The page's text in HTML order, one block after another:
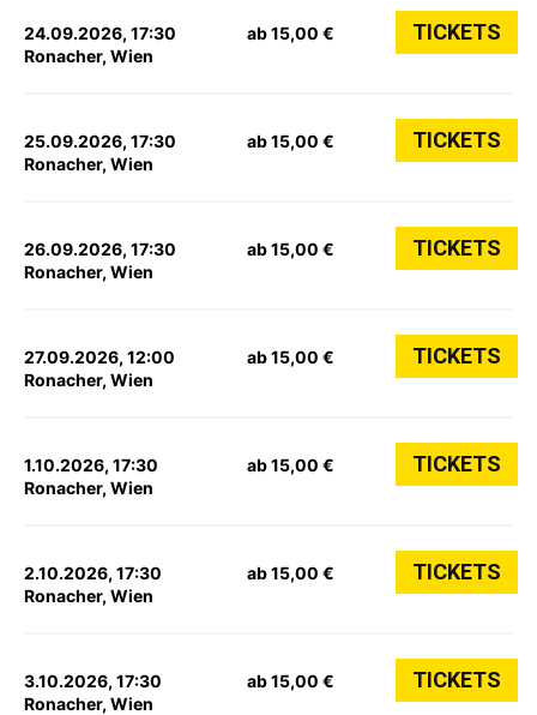
24.09.2026, 17:30
Ronacher, Wien
ab 15,00 € TICKETS
25.09.2026, 17:30
Ronacher, Wien
ab 15,00 € TICKETS
26.09.2026, 17:30
Ronacher, Wien
ab 15,00 € TICKETS
27.09.2026, 12:00
Ronacher, Wien
ab 15,00 € TICKETS
1.10.2026, 17:30
Ronacher, Wien
ab 15,00 € TICKETS
2.10.2026, 17:30
Ronacher, Wien
ab 15,00 € TICKETS
3.10.2026, 17:30
Ronacher, Wien
ab 15,00 € TICKETS